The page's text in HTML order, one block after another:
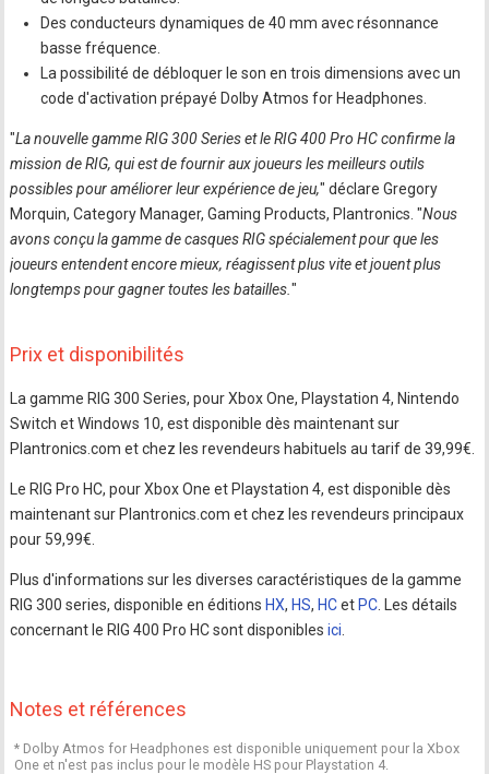
Des conducteurs dynamiques de 40 mm avec résonnance
basse fréquence.
La possibilité de débloquer le son en trois dimensions avec un
code d'activation prépayé Dolby Atmos for Headphones.
"La nouvelle gamme RIG 300 Series et le RIG 400 Pro HC confirme la
mission de RIG, qui est de fournir aux joueurs les meilleurs outils
possibles pour améliorer leur expérience de jeu," déclare Gregory
Morquin, Category Manager, Gaming Products, Plantronics. "Nous
avons conçu la gamme de casques RIG spécialement pour que les
joueurs entendent encore mieux, réagissent plus vite et jouent plus
longtemps pour gagner toutes les batailles."
Prix et disponibilités
La gamme RIG 300 Series, pour Xbox One, Playstation 4, Nintendo
Switch et Windows 10, est disponible dès maintenant sur
Plantronics.com et chez les revendeurs habituels au tarif de 39,99€.
Le RIG Pro HC, pour Xbox One et Playstation 4, est disponible dès
maintenant sur Plantronics.com et chez les revendeurs principaux
pour 59,99€.
Plus d'informations sur les diverses caractéristiques de la gamme
RIG 300 series, disponible en éditions HX, HS, HCet PC . Les détails
concernant le RIG 400 Pro HC sont disponiblesici
Notes et références
* Dolby Atmos for Headphones est disponible uniquement pour la Xbox
One et n'est pas inclus pour le modèle HS pour Playstation 4.